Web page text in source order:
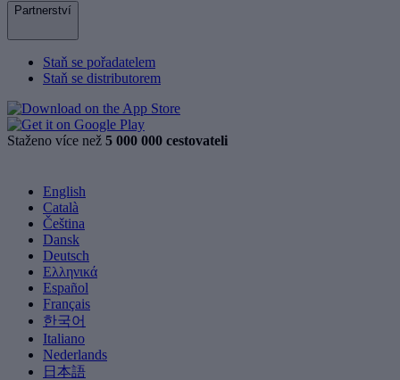
Partnerství
Staň se pořadatelem
Staň se distributorem
Staženo více než 5 000 000 cestovateli
English
Català
Čeština
Dansk
Deutsch
Ελληνικά
Español
Français
한국어
Italiano
Nederlands
日本語